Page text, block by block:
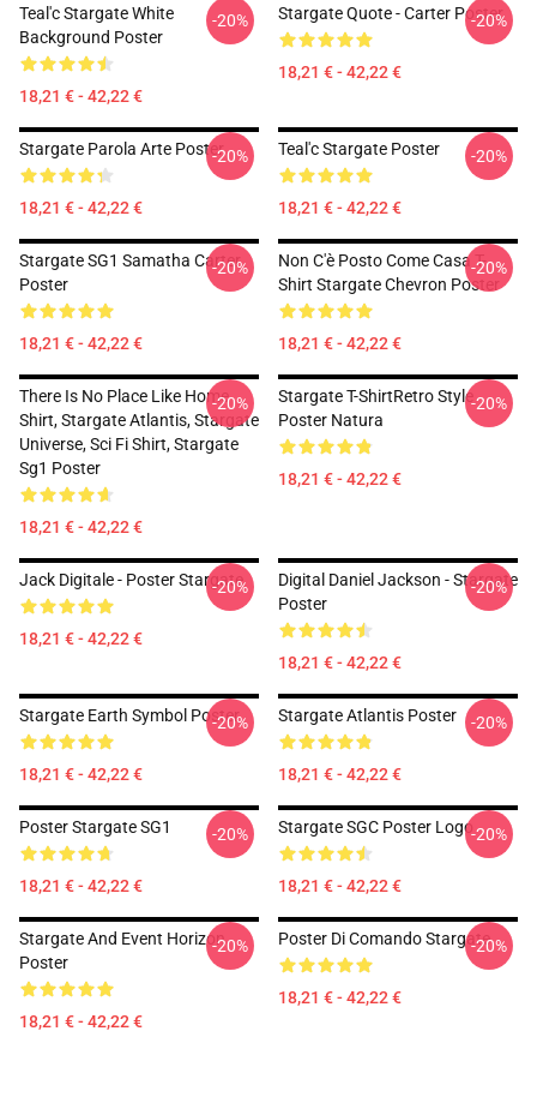
Teal'c Stargate White
Background Poster
18,21 € - 42,22 €
-20% Stargate Quote - Carter Poster
18,21 € - 42,22 €
-20%
Stargate Parola Arte Poster
18,21 € - 42,22 €
-20% Teal'c Stargate Poster
18,21 € - 42,22 €
-20%
Stargate SG1 Samatha Carter
Poster
18,21 € - 42,22 €
-20%
Non C'è Posto Come Casa T-
Shirt Stargate Chevron Poster
18,21 € - 42,22 €
-20%
There Is No Place Like Home
Shirt, Stargate Atlantis, Stargate
Universe, Sci Fi Shirt, Stargate
Sg1 Poster
18,21 € - 42,22 €
-20%
Stargate T-ShirtRetro Style
Poster Natura
18,21 € - 42,22 €
-20%
Jack Digitale - Poster Stargate
18,21 € - 42,22 €
-20%
Digital Daniel Jackson - Stargate
Poster
18,21 € - 42,22 €
-20%
Stargate Earth Symbol Poster
18,21 € - 42,22 €
-20% Stargate Atlantis Poster
18,21 € - 42,22 €
-20%
Poster Stargate SG1
18,21 € - 42,22 €
-20% Stargate SGC Poster Logo
18,21 € - 42,22 €
-20%
Stargate And Event Horizon
Poster
18,21 € - 42,22 €
-20% Poster Di Comando Stargate
18,21 € - 42,22 €
-20%